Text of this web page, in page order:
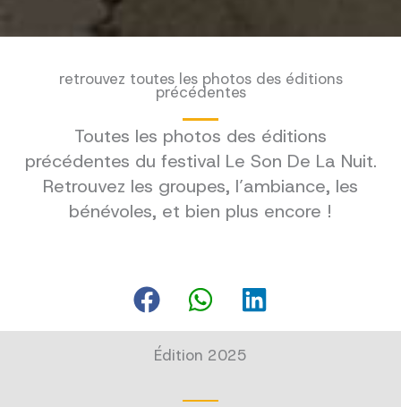
retrouvez toutes les photos des éditions
précédentes
Toutes les photos des éditions
précédentes du festival Le Son De La Nuit.
Retrouvez les groupes, l’ambiance, les
bénévoles, et bien plus encore !
Édition 2025